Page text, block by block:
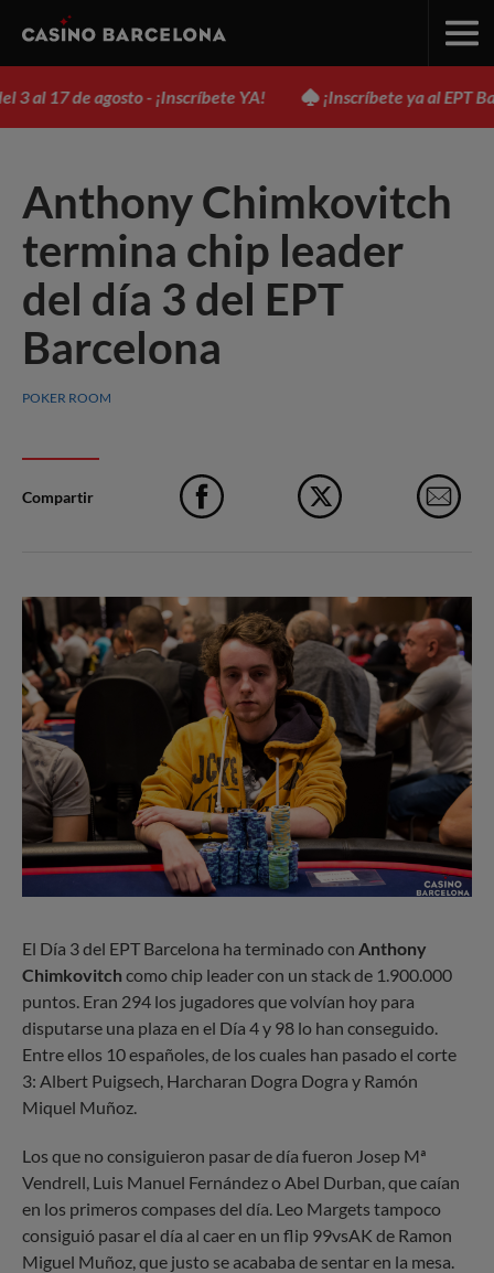
17 de agosto - ¡Inscríbete YA! ¡Inscríbete ya al EPT
Anthony Chimkovitch
termina chip leader
del día 3 del EPT
Barcelona
POKER ROOM
Compartir
Facebook
El Día 3 del EPT Barcelona ha terminado con Anthony
Chimkovitch como chip leader con un stack de 1.900.000
puntos. Eran 294 los jugadores que volvían hoy para
disputarse una plaza en el Día 4 y 98 lo han conseguido.
Entre ellos 10 españoles, de los cuales han pasado el corte
3: Albert Puigsech, Harcharan Dogra Dogra y Ramón
Miquel Muñoz.
Los que no consiguieron pasar de día fueron Josep Mª
Vendrell, Luis Manuel Fernández o Abel Durban, que caían
en los primeros compases del día. Leo Margets tampoco
consiguió pasar el día al caer en un flip 99vsAK de Ramon
Miguel Muñoz, que justo se acababa de sentar en la mesa.